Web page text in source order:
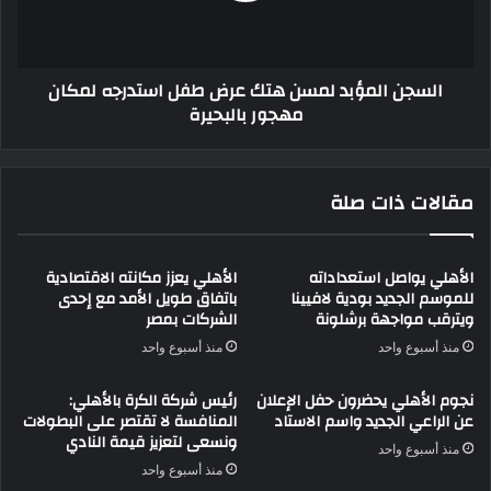
بالبحيرةالسجن المؤبد لمسن هتك عرض طفل استدرجه لمكان
مهجور بالبحيرة
مقالات ذات صلة
الأهلي يواصل استعداداته
للموسم الجديد بودية لافيينا
ويترقب مواجهة برشلونة
منذ أسبوع واحد
الأهلي يعزز مكانته الاقتصادية
باتفاق طويل الأمد مع إحدى
الشركات بمصر
منذ أسبوع واحد
نجوم الأهلي يحضرون حفل الإعلان
عن الراعي الجديد واسم الاستاد
منذ أسبوع واحد
رئيس شركة الكرة بالأهلي:
المنافسة لا تقتصر على البطولات
ونسعى لتعزيز قيمة النادي
منذ أسبوع واحد